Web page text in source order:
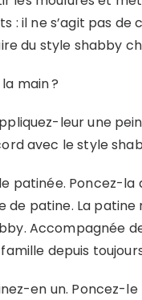
: il ne s’agit pas
du style shabby
main ?
leur une
avec le style
patinée. Poncez-la
de patine. La
Accompagnée
depuis
en un. Poncez-